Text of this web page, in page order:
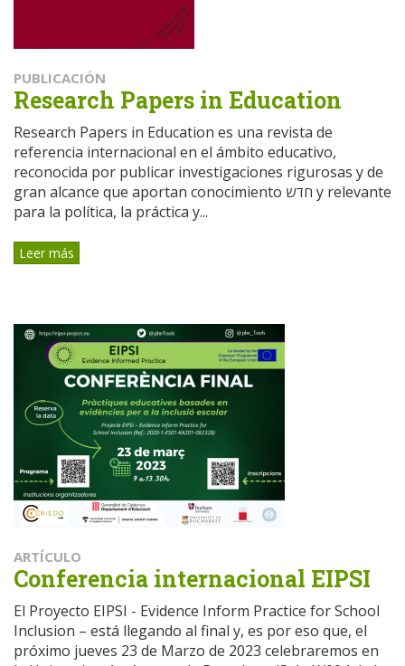
PUBLICACIÓN
Research Papers in Education
Research Papers in Education es una revista de
referencia internacional en el ámbito educativo,
reconocida por publicar investigaciones rigurosas y de
gran alcance que aportan conocimiento חדש y relevante
para la política, la práctica y...
Leer más
ARTÍCULO
Conferencia internacional EIPSI
El Proyecto EIPSI - Evidence Inform Practice for School
Inclusion – está llegando al final y, es por eso que, el
próximo jueves 23 de Marzo de 2023 celebraremos en